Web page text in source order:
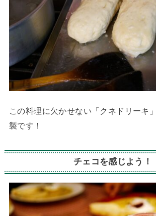
この料理に欠かせない「クネドリーキ
製です！
チェコを感じよう！